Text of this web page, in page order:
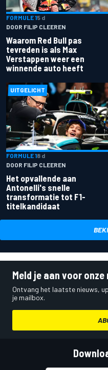
FORMULE 15 d
DOOR FILIP CLEEREN
Waarom Red Bull pas
tevreden is als Max
Verstappen weer een
winnende auto heeft
UITGELICHT
FORMULE 18 d
DOOR FILIP CLEEREN
Het opvallende aan
Antonelli's snelle
transformatie tot F1-
titelkandidaat
Meld je aan voor
Ontvang het laatste nieuws,
je mailbox.